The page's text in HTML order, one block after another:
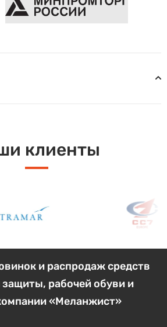
клиенты
и распродаж средств
рабочей обуви и
«Меланжист»